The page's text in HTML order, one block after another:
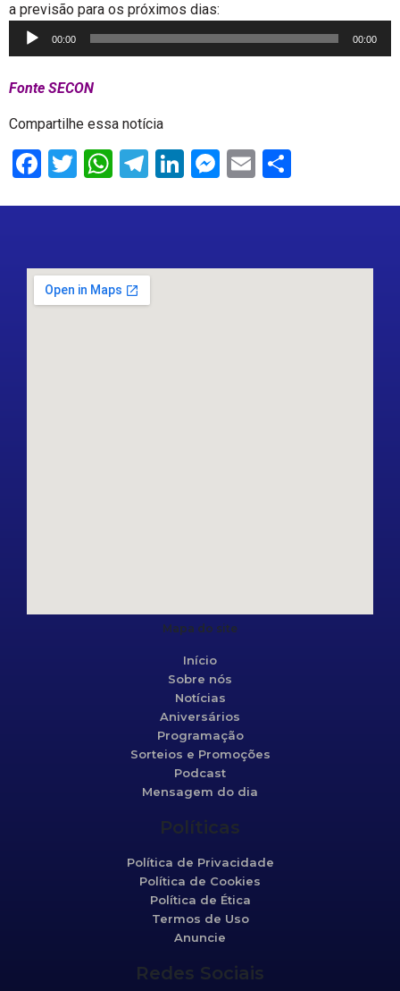
a previsão para os próximos dias:
Tocador
00:00 00:00
Fonte SECON
Compartilhe essa notícia
Facebook
Twitter
WhatsApp
Telegram
LinkedIn
Messenger
Email
Mapa do site
Início
Sobre nós
Notícias
Aniversários
Programação
Sorteios e Promoções
Podcast
Mensagem do dia
Políticas
Política de Privacidade
Política de Cookies
Política de Ética
Termos de Uso
Anuncie
Redes Sociais